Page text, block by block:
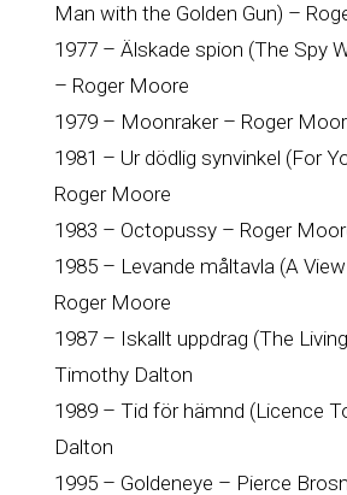
Man with the Golden Gun) –
1977 – Älskade spion (The Spy
– Roger Moore
1979 – Moonraker – Roger
1981 – Ur dödlig synvinkel (For
Roger Moore
1983 – Octopussy – Roger
1985 – Levande måltavla (A
Roger Moore
1987 – Iskallt uppdrag (The
Timothy Dalton
1989 – Tid för hämnd (Licence
Dalton
1995 – Goldeneye – Pierce